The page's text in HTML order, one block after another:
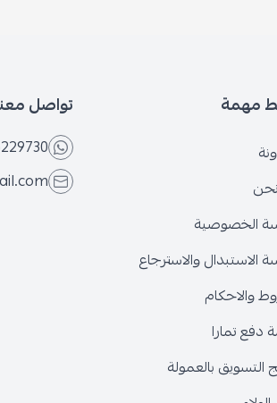
مهمة
الخصوصية
الاستبدال والاسترجاع
والاحكام
دفع تمارا
التسويق بالعمولة
تواصل